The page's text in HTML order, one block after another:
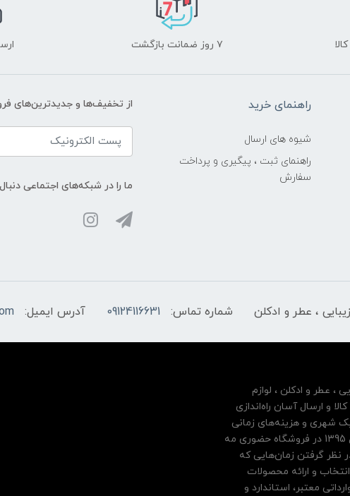
۷ روز ضمانت بازگشت
راهنمای خرید
شیوه های ارسال
راهنمای ثبت ، پیگیری و پرداخت
سفارش
از تخفیف‌ها و جدیدترین‌های
ما را در شبکه‌های اجتماعی
، عطر و ادکلن شماره تماس: 09124116631 آدرس ایمیل:
، عطر و ادکلن ، لوازم
و ارسال آسان راه‌اندازی
شهری و هزینه‌های زمانی
مشتریان خود بها داده و فروشگاه اینترنتی خود را بر پایه سال‌ها تجربه از سال 1395 در فروشگاه حضوری مه
نظر گرفتن زمان‌هایی که
و ارائه محصولات
معتبر، استاندارد و